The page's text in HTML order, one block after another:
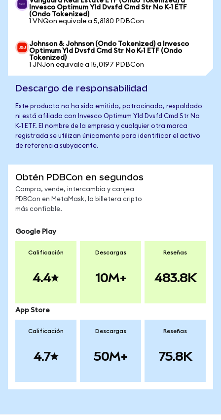
Invesco Optimum Yld Dvsfd Cmd Str No K-1 ETF
(Ondo Tokenized)
1 VNQon equivale a 5,8180 PDBCon
Johnson & Johnson (Ondo Tokenized) a Invesco
Optimum Yld Dvsfd Cmd Str No K-1 ETF (Ondo
Tokenized)
1 JNJon equivale a 15,0197 PDBCon
Descargo de responsabilidad
Este producto no ha sido emitido, patrocinado, respaldado
ni está afiliado con Invesco Optimum Yld Dvsfd Cmd Str No
K-1 ETF. El nombre de la empresa y cualquier otra marca
registrada se utilizan únicamente para identificar el activo
de referencia subyacente.
Obtén PDBCon en segundos
Compra, vende, intercambia y canjea
PDBCon en MetaMask, la billetera cripto
más confiable.
Google Play
Calificación
4.4
Descargas
10M+
Reseñas
483.8K
App Store
Calificación
4.7
Descargas
50M+
Reseñas
75.8K